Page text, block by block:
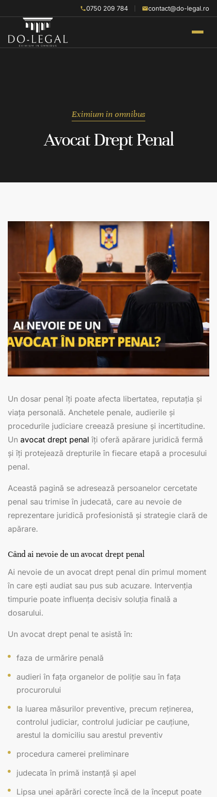
0750 209 784 contact@do-legal.ro
Eximium in omnibus
Avocat Drept Penal
Un dosar penal îți poate afecta libertatea, reputația și
viața personală. Anchetele penale, audierile și
procedurile judiciare creează presiune și incertitudine.
Un avocat drept penal îți oferă apărare juridică fermă
și îți protejează drepturile în fiecare etapă a procesului
penal.
Această pagină se adresează persoanelor cercetate
penal sau trimise în judecată, care au nevoie de
reprezentare juridică profesionistă și strategie clară de
apărare.
Când ai nevoie de un avocat drept penal
Ai nevoie de un avocat drept penal din primul moment
în care ești audiat sau pus sub acuzare. Intervenția
timpurie poate influența decisiv soluția finală a
dosarului.
Un avocat drept penal te asistă în:
faza de urmărire penală
audieri în fața organelor de poliție sau în fața
procurorului
la luarea măsurilor preventive, precum reținerea,
controlul judiciar, controlul judiciar pe cauțiune,
arestul la domiciliu sau arestul preventiv
procedura camerei preliminare
judecata în primă instanță și apel
Lipsa unei apărări corecte încă de la început poate